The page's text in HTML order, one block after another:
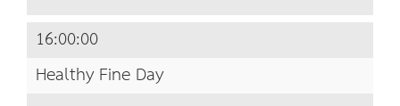
16:00:00
Healthy Fine Day